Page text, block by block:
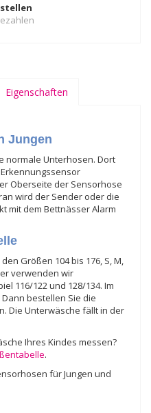
Eigenschaften
Jungen
normale Unterhosen. Dort
Oberseite der Sensorhose
wird der Sender oder die
mit dem Bettnässer Alarm
Größen 104 bis 176, S, M,
verwenden wir
116/122 und 128/134. Im
bestellen Sie die
Die Unterwäsche fällt in der
Ihres Kindes messen?
.
für Jungen und